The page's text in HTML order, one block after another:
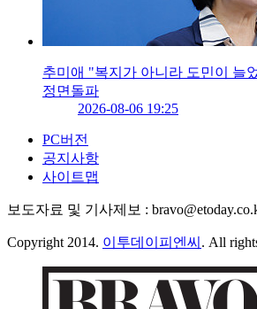
추미애 "복지가 아니라 도민이 늘
정면돌파
2026-08-06 19:25
PC버전
공지사항
사이트맵
보도자료 및 기사제보 :
Copyright 2014. 이투데이피엔씨 . All